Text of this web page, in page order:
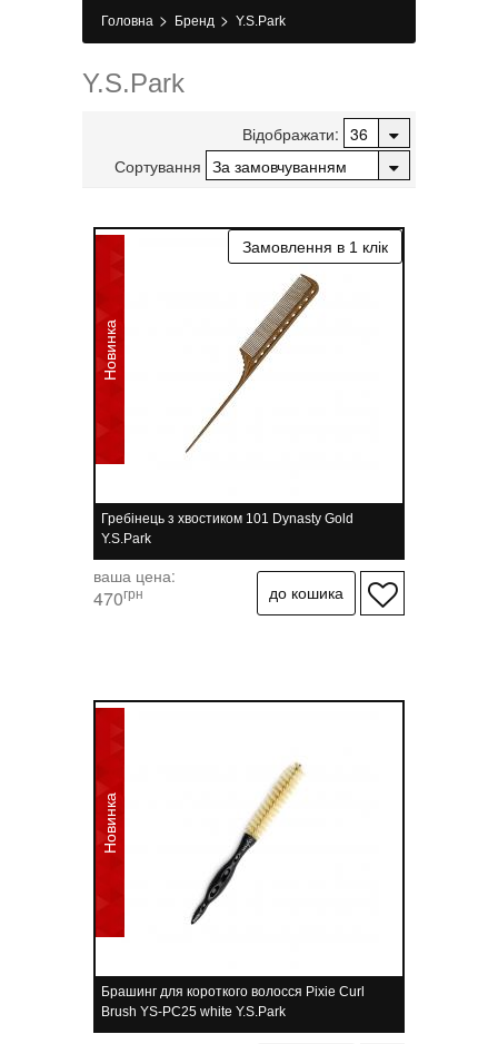
Головна > Бренд > Y.S.Park
Y.S.Park
Відображати:
Сортування
Новинка
Гребінець з хвостиком 101 Dynasty Gold
Y.S.Park
ваша цена:
470грн
Новинка
Брашинг для короткого волосся Pixie Curl
Brush YS-PC25 white Y.S.Park